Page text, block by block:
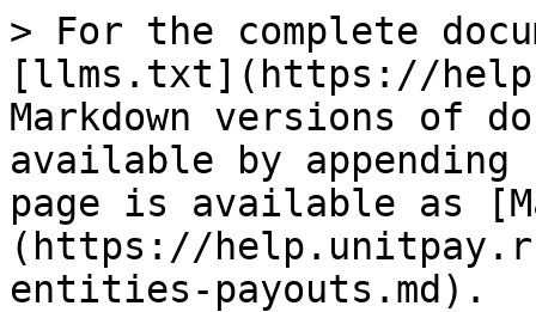
> For the complete
[llms.txt](https://
Markdown versions of
available by
page is available as
(https://
entities-payouts.md).